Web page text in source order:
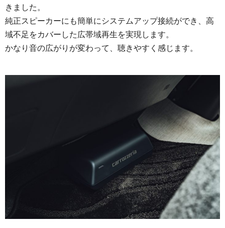
きました。
純正スピーカーにも簡単にシステムアップ接続ができ、高
域不足をカバーした広帯域再生を実現します。
かなり音の広がりが変わって、聴きやすく感じます。